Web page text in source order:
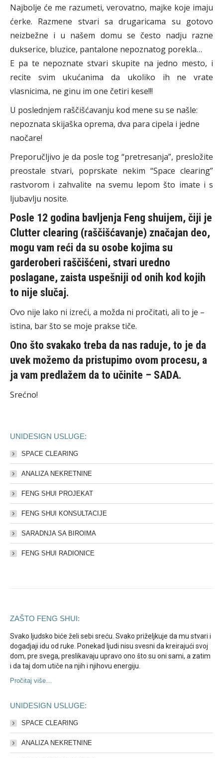
Najbolje će me razumeti, verovatno, majke koje imaju
ćerke. Razmene stvari sa drugaricama su gotovo
neizbežne i u našem domu se često nadju razne
dukserice, bluzice, pantalone nepoznatog porekla…
E pa te nepoznate stvari skupite na jedno mesto, i
recite svim ukućanima da ukoliko ih ne vrate
vlasnicima, ne ginu im one četiri kese!!!
U poslednjem raščišćavanju kod mene su se našle:
nepoznata skijaška oprema, dva para cipela i jedne
naočare!
Preporučljivo je da posle tog “pretresanja”, presložite
preostale stvari, poprskate nekim “Space clearing”
rastvorom i zahvalite na svemu lepom što imate i s
ljubavlju nosite.
Posle 12 godina bavljenja Feng shuijem, čiji je
Clutter clearing (raščišćavanje) značajan deo,
mogu vam reći da su osobe kojima su
garderoberi raščišćeni, stvari uredno
poslagane, zaista uspešniji od onih kod kojih
to nije slučaj.
Ovo nije lako ni izreći, a možda ni pročitati, ali to je –
istina, bar što se moje prakse tiče.
Ono što svakako treba da nas raduje, to je da
uvek možemo da pristupimo ovom procesu, a
ja vam predlažem da to učinite – SADA.
Srećno!
UNIDESIGN USLUGE:
SPACE CLEARING
ANALIZA NEKRETNINE
FENG SHUI PROJEKAT
FENG SHUI KONSULTACIJE
SARADNJA SA BIROIMA
FENG SHUI RADIONICE
ZAŠTO FENG SHUI:
Svako ljudsko biće želi sebi sreću. Svako priželjkuje da mu stvari i
dogadjaji idu od ruke. Ponekad ljudi nisu svesni da kreirajući svoj
dom, pre svega, preslikavaju upravo ono što su oni sami, a zatim
i da taj dom utiče na njih i njihovu energiju.
Pročitaj više…
UNIDESIGN USLUGE:
SPACE CLEARING
ANALIZA NEKRETNINE